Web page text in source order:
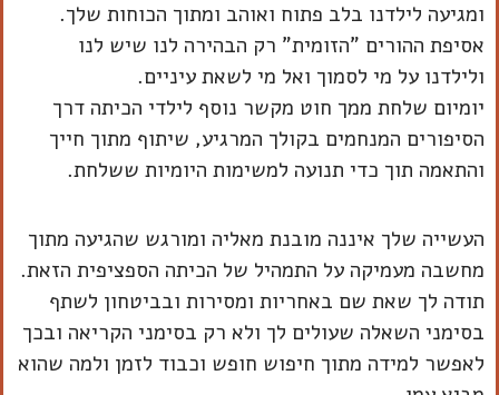
ומגיעה לילדנו בלב פתוח ואוהב ומתוך הכוחות שלך.
אסיפת ההורים "הזומית" רק הבהירה לנו שיש לנו
ולילדנו על מי לסמוך ואל מי לשאת עיניים.
יומיום שלחת ממך חוט מקשר נוסף לילדי הכיתה דרך
הסיפורים המנחמים בקולך המרגיע, שיתוף מתוך חייך
והתאמה תוך כדי תנועה למשימות היומיות ששלחת.
העשייה שלך איננה מובנת מאליה ומורגש שהגיעה מתוך
מחשבה מעמיקה על התמהיל של הכיתה הספציפית הזאת.
תודה לך שאת שם באחריות ומסירות ובביטחון לשתף
בסימני השאלה שעולים לך ולא רק בסימני הקריאה ובכך
לאפשר למידה מתוך חיפוש חופש וכבוד לזמן ולמה שהוא